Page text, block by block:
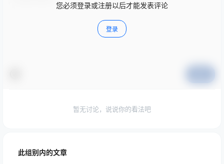
此组别内的文章
您必须登录或注册以后才能发表评论
登录
暂无讨论，说说你的看法吧